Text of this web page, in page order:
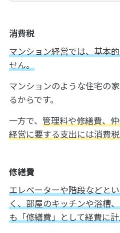
消費税
マンション経営では、基本
せん。
マンションのような住宅の
るからです。
一方で、 管理料や修繕費、
経営に要する支出には消費
修繕費
エレベーターや階段などと
く、部屋のキッチンや浴槽
も「修繕費」として経費に